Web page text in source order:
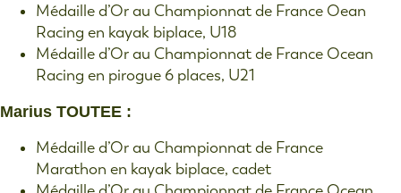
Médaille d’Or au Championnat de France Oean
Racing en kayak biplace, U18
Médaille d’Or au Championnat de France Ocean
Racing en pirogue 6 places, U21
Marius TOUTEE :
Médaille d’Or au Championnat de France
Marathon en kayak biplace, cadet